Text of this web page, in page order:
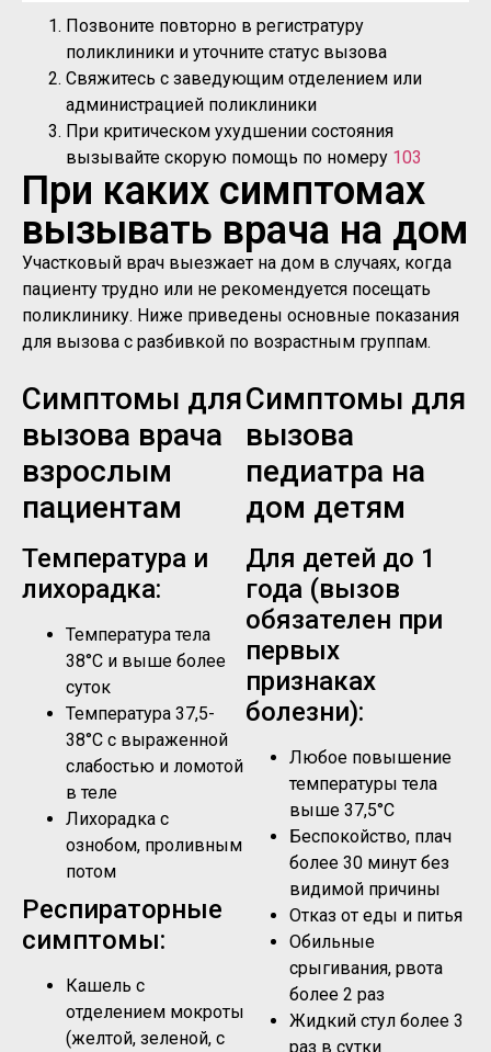
Позвоните повторно в регистратуру
поликлиники и уточните статус вызова
Свяжитесь с заведующим отделением или
администрацией поликлиники
При критическом ухудшении состояния
вызывайте скорую помощь по номеру 103
При каких симптомах
вызывать врача на дом
Участковый врач выезжает на дом в случаях, когда
пациенту трудно или не рекомендуется посещать
поликлинику. Ниже приведены основные показания
для вызова с разбивкой по возрастным группам.
Симптомы для
вызова врача
взрослым
пациентам
Температура и
лихорадка:
Температура тела
38°C и выше более
суток
Температура 37,5-
38°C с выраженной
слабостью и ломотой
в теле
Лихорадка с
ознобом, проливным
потом
Респираторные
симптомы:
Кашель с
отделением мокроты
(желтой, зеленой, с
Симптомы для
вызова
педиатра на
дом детям
Для детей до 1
года (вызов
обязателен при
первых
признаках
болезни):
Любое повышение
температуры тела
выше 37,5°C
Беспокойство, плач
более 30 минут без
видимой причины
Отказ от еды и питья
Обильные
срыгивания, рвота
более 2 раз
Жидкий стул более 3
раз в сутки